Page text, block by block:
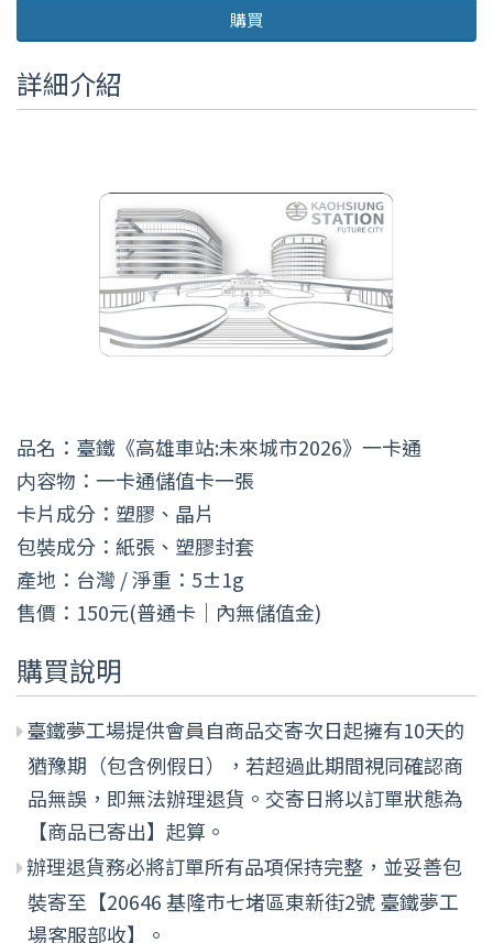
購買
詳細介紹
品名：臺鐵《高雄車站:未來城市2026》一卡通
内容物：一卡通儲值卡一張
卡片成分：塑膠、晶片
包裝成分：紙張、塑膠封套
產地：台灣 / 淨重：5±1g
售價：150元(普通卡｜內無儲值金)
購買說明
臺鐵夢工場提供會員自商品交寄次日起擁有10天的
猶豫期（包含例假日），若超過此期間視同確認商
品無誤，即無法辦理退貨。交寄日將以訂單狀態為
【商品已寄出】起算。
辦理退貨務必將訂單所有品項保持完整，並妥善包
裝寄至【20646 基隆市七堵區東新街2號 臺鐵夢工
場客服部收】。